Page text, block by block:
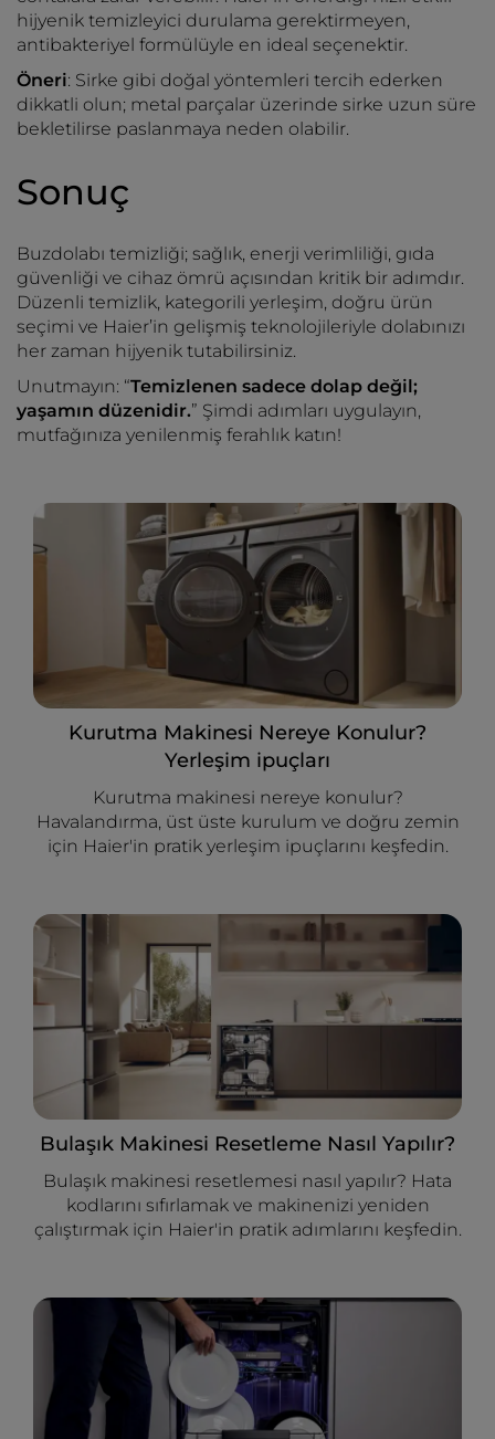
hijyenik temizleyici durulama gerektirmeyen,
antibakteriyel formülüyle en ideal seçenektir.
Öneri: Sirke gibi doğal yöntemleri tercih ederken
dikkatli olun; metal parçalar üzerinde sirke uzun süre
bekletilirse paslanmaya neden olabilir.
Sonuç
Buzdolabı temizliği; sağlık, enerji verimliliği, gıda
güvenliği ve cihaz ömrü açısından kritik bir adımdır.
Düzenli temizlik, kategorili yerleşim, doğru ürün
seçimi ve Haier’in gelişmiş teknolojileriyle dolabınızı
her zaman hijyenik tutabilirsiniz.
Unutmayın: “Temizlenen sadece dolap değil;
yaşamın düzenidir.” Şimdi adımları uygulayın,
mutfağınıza yenilenmiş ferahlık katın!
Kurutma Makinesi Nereye Konulur?
Yerleşim ipuçları
Kurutma makinesi nereye konulur?
Havalandırma, üst üste kurulum ve doğru zemin
için Haier'in pratik yerleşim ipuçlarını keşfedin.
Bulaşık Makinesi Resetleme Nasıl Yapılır?
Bulaşık makinesi resetlemesi nasıl yapılır? Hata
kodlarını sıfırlamak ve makinenizi yeniden
çalıştırmak için Haier'in pratik adımlarını keşfedin.